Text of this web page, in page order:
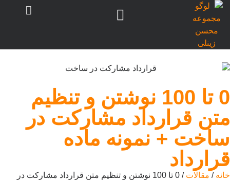
0 تا 100 نوشتن و تنظیم
متن قرارداد مشارکت در
ساخت + نمونه ماده
قرارداد
خانه / مقالات
/ 0 تا 100 نوشتن و تنظیم متن قرارداد مشارکت در